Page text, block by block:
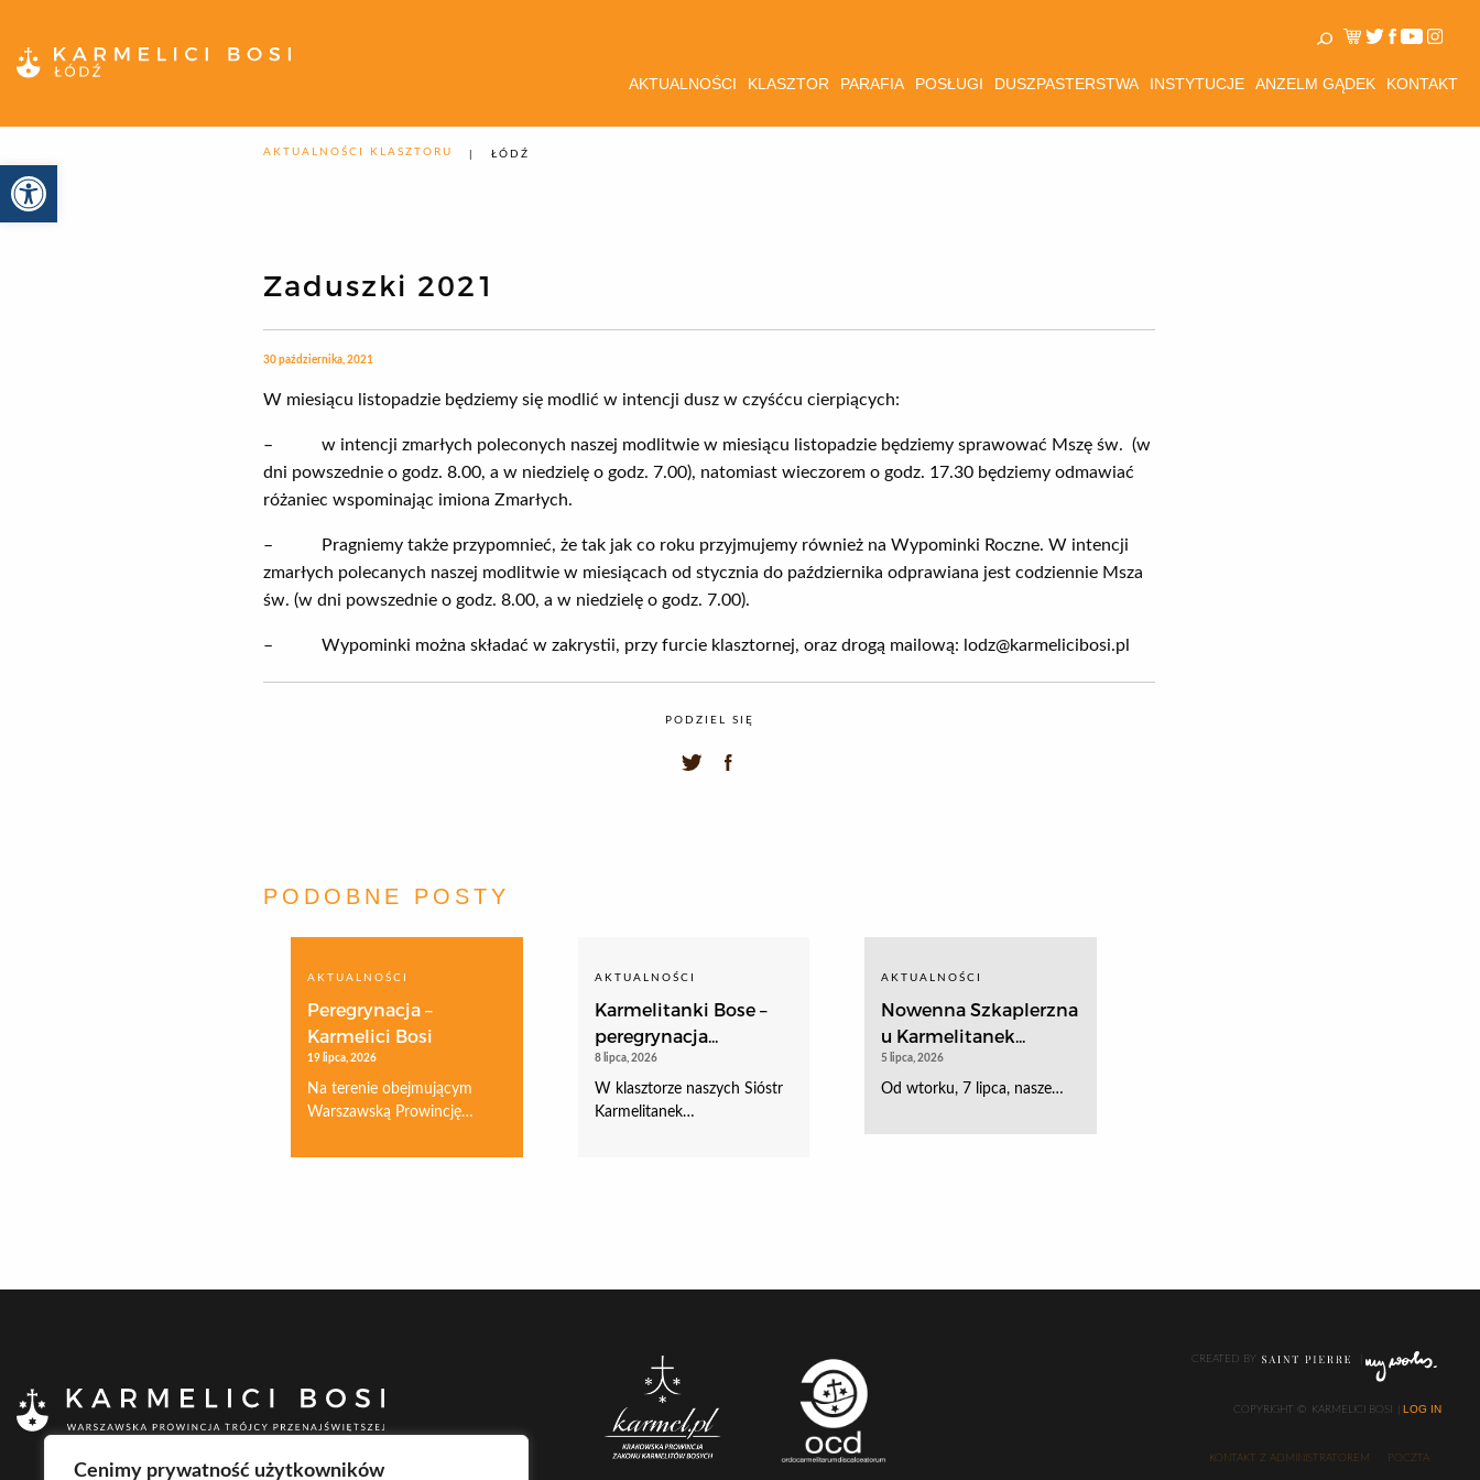
Otwórz pasek narzędzi
Cenimy prywatność użytkowników
AKTUALNOŚCI KLASZTOR PARAFIA POSŁUGI DUSZPASTERSTWA INSTYTUCJE ANZELM GĄDEK KONTAKT
AKTUALNOŚCI KLASZTORU ŁÓDŹ
Zaduszki 2021
30 października, 2021
W miesiącu listopadzie będziemy się modlić w intencji dusz w czyśćcu cierpiących:
– w intencji zmarłych poleconych naszej modlitwie w miesiącu listopadzie będziemy sprawować Mszę św. (w
dni powszednie o godz. 8.00, a w niedzielę o godz. 7.00), natomiast wieczorem o godz. 17.30 będziemy odmawiać
różaniec wspominając imiona Zmarłych.
– Pragniemy także przypomnieć, że tak jak co roku przyjmujemy również na Wypominki Roczne. W intencji
zmarłych polecanych naszej modlitwie w miesiącach od stycznia do października odprawiana jest codziennie Msza
św. (w dni powszednie o godz. 8.00, a w niedzielę o godz. 7.00).
– Wypominki można składać w zakrystii, przy furcie klasztornej, oraz drogą mailową: lodz@karmelicibosi.pl
PODZIEL SIĘ
PODOBNE POSTY
AKTUALNOŚCI
Peregrynacja –
Karmelici Bosi
19 lipca, 2026
Na terenie obejmującym
Warszawską Prowincję…
AKTUALNOŚCI
Karmelitanki Bose –
peregrynacja...
8 lipca, 2026
W klasztorze naszych Sióstr
Karmelitanek…
AKTUALNOŚCI
Nowenna Szkaplerzna
u Karmelitanek...
5 lipca, 2026
Od wtorku, 7 lipca, nasze…
CREATED BY
COPYRIGHT © KARMELICI BOSI LOG IN
KONTAKT Z ADMINISTRATOREM POCZTA